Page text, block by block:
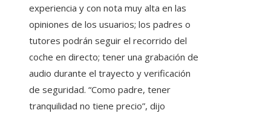
experiencia y con nota muy alta en las
opiniones de los usuarios; los padres o
tutores podrán seguir el recorrido del
coche en directo; tener una grabación de
audio durante el trayecto y verificación
de seguridad. “Como padre, tener
tranquilidad no tiene precio”, dijo